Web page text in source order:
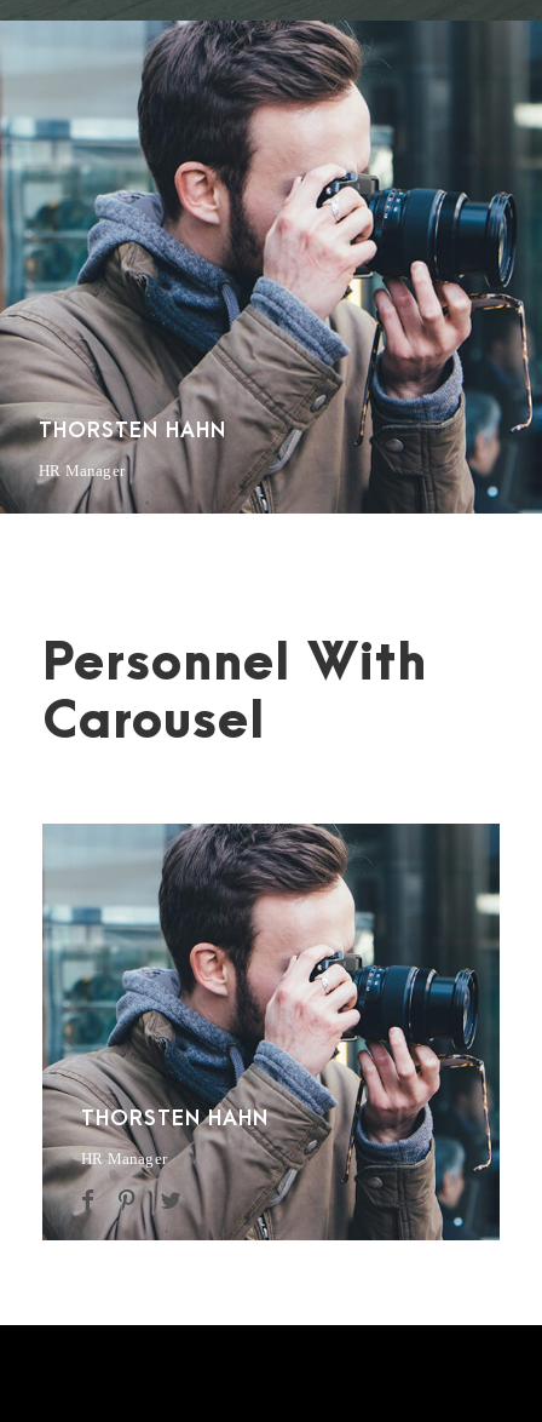
THORSTEN HAHN
HR Manager
Personnel With
Carousel
THORSTEN HAHN
HR Manager